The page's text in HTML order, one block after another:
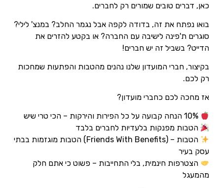
כאן, דברים טובים שמורים רק לחברים.
בואו נפתח את זה, בדודה לקפה אבל נגמר החלב? במנצ' לילי?
סוגרים ת'פינה לישיבה עם החברה? או בקטע להזרים את
הדייט? בשביל זה יש חברים!
בקיצור, חברי המועדון שלנו נהנים מהטבות והפתעות שמחכות
רק לכם.
אז מחכה לכם כחברי מועדון?
10% הנחה קבועה על כל הפירות והירקות – הכי טרי שיש
הטבות מפנקות בלעדיות לחברים בלבד
הטבות – (Friends With Benefits) הטבות מוגזמות בבתי
עסק בעיר
הצטרפות חינמית, בלי התחייבות – פשוט כי אתם חלק
מהמעגל